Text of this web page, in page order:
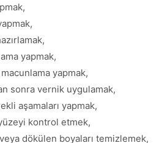
yapmak,
yapmak,
sonra vernik uygulamak,
aşamaları yapmak,
kontrol etmek,
dökülen boyaları temizlemek,